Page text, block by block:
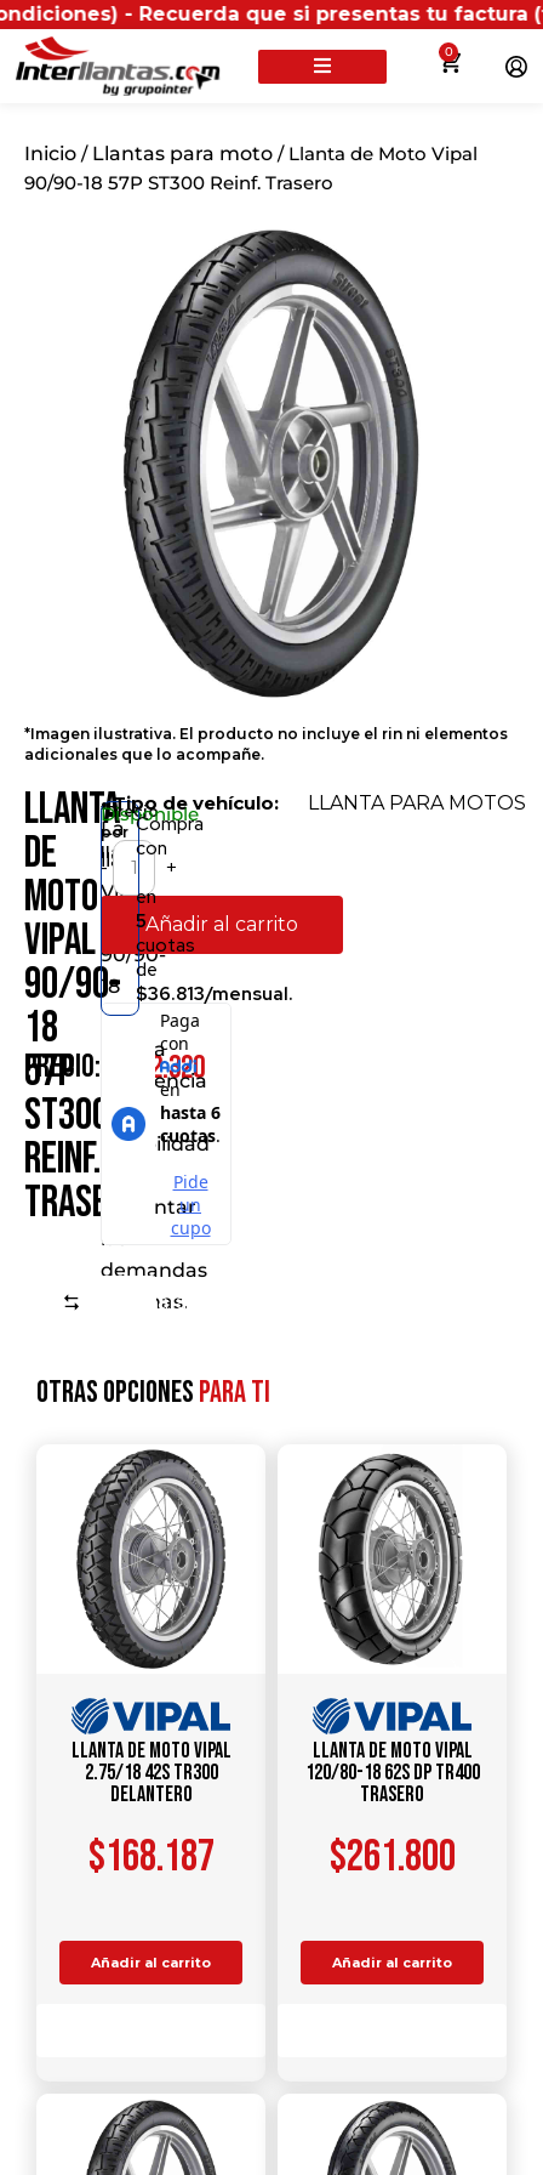
- Recuerda que si presentas tu factura
0
Inicio / Llantas para moto / Llanta de Moto Vipal
90/90-18 57P ST300 Reinf. Trasero
*Imagen ilustrativa. El producto no incluye el rin ni elementos
adicionales que lo acompañe.
Llanta
de
Moto
Vipal
90/90-
18
57P
ST300
Reinf.
Trasero
Precio: 152.320
*Precio
por
llanta
La
llanta
Vipal
ST300
90/90-
18
57P
brinda
resistencia
estabilidad
enfrentar
las
demandas
urbanas.
Disponible
- +
Añadir al carrito
Comparar
Compra
con
en
5
cuotas
de
$36.813/mensual.
• Tipo de vehículo: LLANTA PARA MOTOS
Otras opcionespara ti
Llanta de Moto Vipal
2.75/18 42S TR300
Delantero
$168.187
Añadir al carrito
Llanta de Moto Vipal
120/80-18 62S DP TR400
Trasero
$261.800
Añadir al carrito